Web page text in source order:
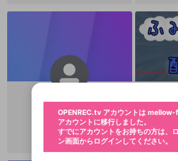
@SYA-4 @
寝れ
ファンレター
応援している配信者にファンレターを
固定動画に設定
マイページに表示されている動画 (ライ
信予定、アーカイブ、アップロード動
のトップに1つ固定できます。動画タイ
ニューより設定することができます。
選択できるプレイリストがあり
ご確認ください
OPENREC.tv アカウントは mellow-
アカウントに移行しました。
すでにアカウントをお持ちの方は、
新規登録
メールアドレスで新規登
@
OPENREC.tvアカウントはmellow-
カウントに統合しました。
こちらからOPENREC.tvでログイン
ログイン
メールアドレスでログイ
ログイン
OPENREC.tv アカウントは mellow-
アカウントに移行しました。
すでにアカウントをお持ちの方は、
ン画面からログインしてください。
パーソナルデータの
年 月
生年月は登録後に変更できません。
認証コードの入
不適切なユーザーとして
すか？
問題を選択してください
サブスクシェア
限定コミュニティ参